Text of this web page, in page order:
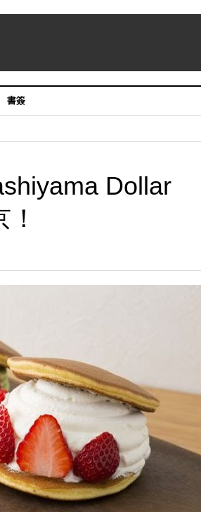
書簽
Dollar